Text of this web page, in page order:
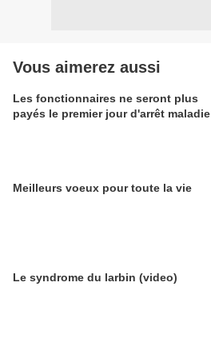
Vous aimerez aussi
Les fonctionnaires ne seront plus
payés le premier jour d'arrêt maladie
Meilleurs voeux pour toute la vie
Le syndrome du larbin (video)